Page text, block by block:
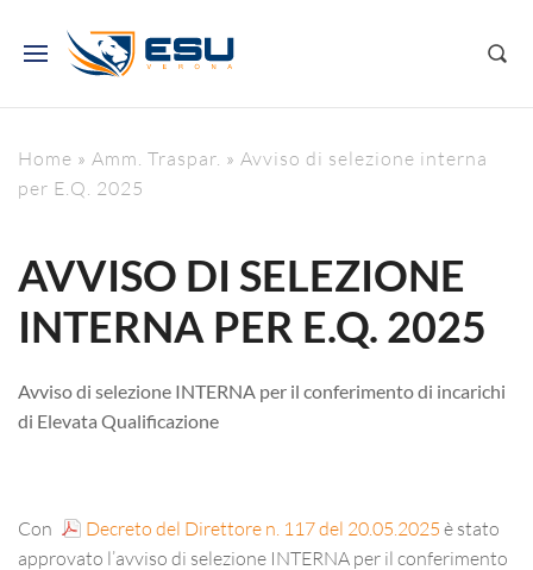
Home » Amm. Traspar. » Avviso di selezione interna
per E.Q. 2025
AVVISO DI SELEZIONE
INTERNA PER E.Q. 2025
Avviso di selezione INTERNA per il conferimento di incarichi
di Elevata Qualificazione
Con Decreto del Direttore n. 117 del 20.05.2025 è stato
approvato l’avviso di selezione INTERNA per il conferimento